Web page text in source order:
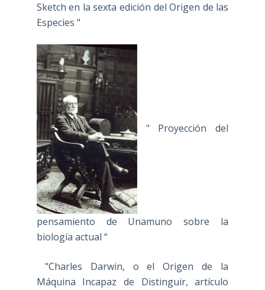
Sketch en la sexta edición del Origen de las
Especies "
" Proyección del
pensamiento de Unamuno sobre la
biología actual “
"Charles Darwin, o el Origen de la
Máquina Incapaz de Distinguir, artículo